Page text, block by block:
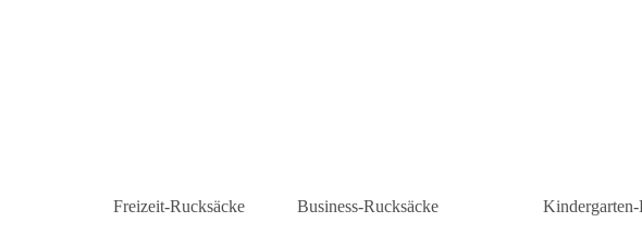
Freizeit-Rucksäcke
Business-Rucksäcke
Kindergarten-